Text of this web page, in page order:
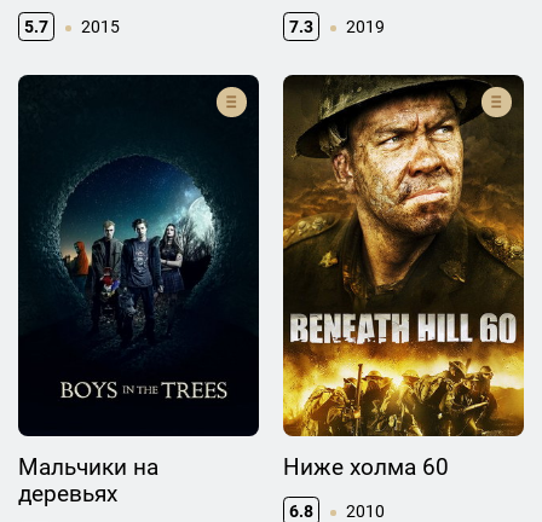
5.7 2015 7.3 2019
Мальчики на
деревьях
Ниже холма 60
6.8 2010